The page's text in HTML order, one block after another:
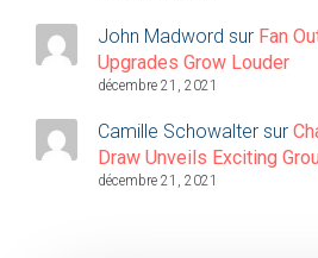
John Madword sur Fan
Upgrades Grow Louder
décembre 21, 2021
Camille Schowalter sur
Draw Unveils Exciting
décembre 21, 2021